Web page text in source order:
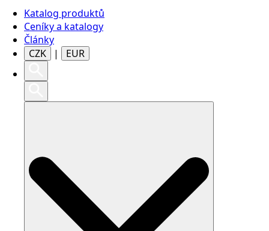
Katalog produktů
Ceníky a katalogy
Články
CZK
| EUR
Search